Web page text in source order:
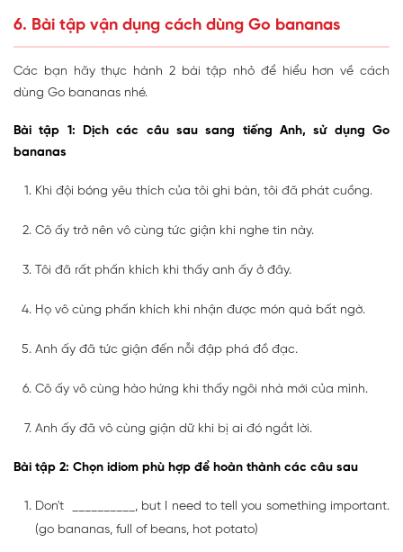
6. Bài tập vận dụng cách dùng Go bananas
Các bạn hãy thực hành 2 bài tập nhỏ để hiểu hơn về cách
dùng Go bananas nhé.
Bài tập 1: Dịch các câu sau sang tiếng Anh, sử dụng Go
bananas
Khi đội bóng yêu thích của tôi ghi bàn, tôi đã phát cuồng.
Cô ấy trở nên vô cùng tức giận khi nghe tin này.
Tôi đã rất phấn khích khi thấy anh ấy ở đây.
Họ vô cùng phấn khích khi nhận được món quà bất ngờ.
Anh ấy đã tức giận đến nỗi đập phá đồ đạc.
Cô ấy vô cùng hào hứng khi thấy ngôi nhà mới của mình.
Anh ấy đã vô cùng giận dữ khi bị ai đó ngắt lời.
Bài tập 2: Chọn idiom phù hợp để hoàn thành các câu sau
Don't __________, but I need to tell you something important.
(go bananas, full of beans, hot potato)